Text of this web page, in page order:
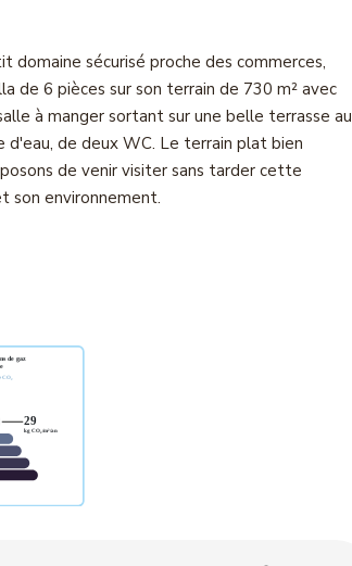
domaine sécurisé proche des commerces,
de 6 pièces sur son terrain de 730 m² avec
à manger sortant sur une belle terrasse au
d'eau, de deux WC. Le terrain plat bien
de venir visiter sans tarder cette
son environnement.